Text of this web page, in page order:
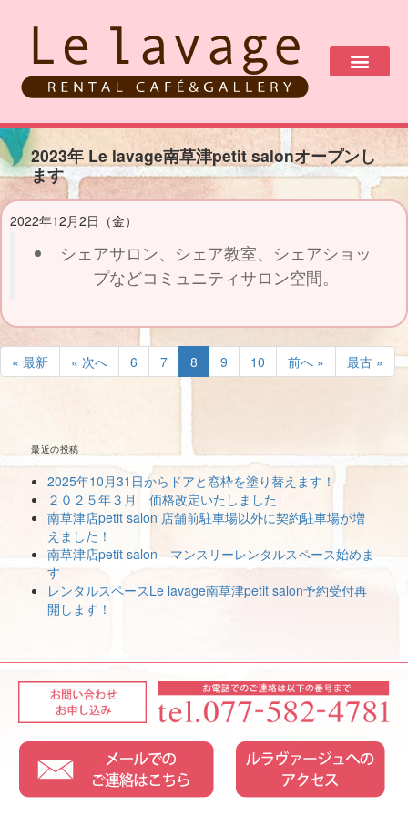
2023年 Le lavage南草津petit salonオープンし
ます
2022年12月2日（金）
シェアサロン、シェア教室、シェアショッ
プなどコミュニティサロン空間。
« 最新 « 次へ 6 7 8 9 10 前へ » 最古 »
最近の投稿
2025年10月31日からドアと窓枠を塗り替えます！
２０２５年３月 価格改定いたしました
南草津店petit salon 店舗前駐車場以外に契約駐車場が増
えました！
南草津店petit salon マンスリーレンタルスペース始めま
す
レンタルスペースLe lavage南草津petit salon予約受付再
開します！